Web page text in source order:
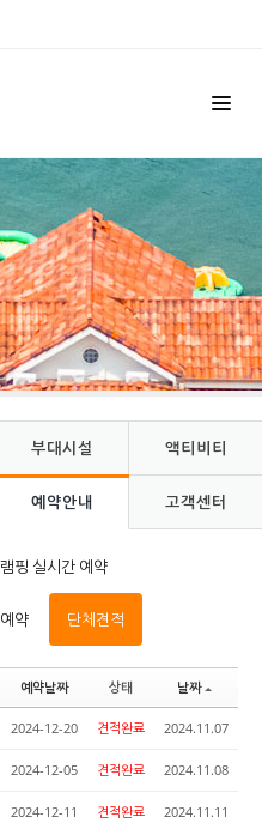
부대시설 액티비티
예약안내 고객센터
핑 실시간 예약
약 단체견적
예약날짜 상태 날짜
2024-12-20 견적완료 2024.11.07
2024-12-05 견적완료 2024.11.08
2024-12-11 견적완료 2024.11.11
북5